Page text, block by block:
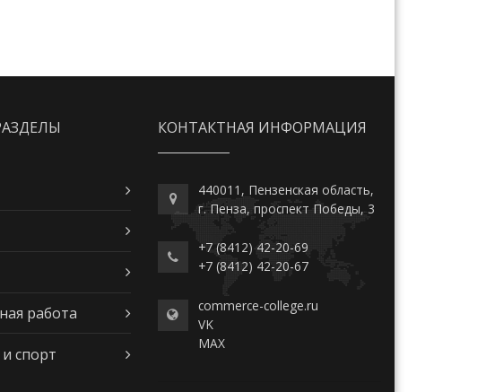
работа
спорт
КОНТАКТНАЯ ИНФОРМАЦИЯ
440011, Пензенская область,
г. Пенза, проспект Победы, 3
+7 (8412) 42-20-69
+7 (8412) 42-20-67
commerce-college.ru
VK
MAX